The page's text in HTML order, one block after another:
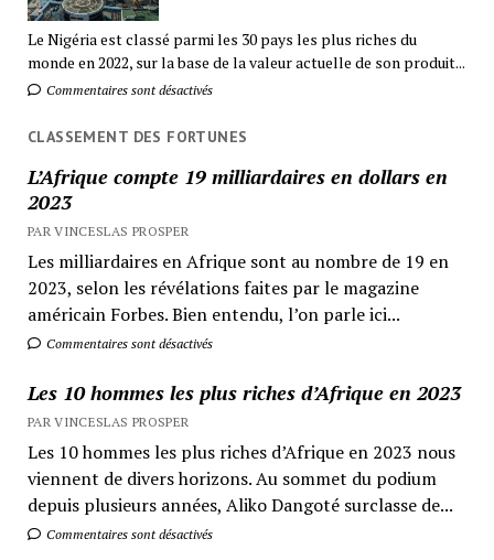
Le Nigéria est classé parmi les 30 pays les plus riches du
monde en 2022, sur la base de la valeur actuelle de son produit...
Commentaires sont désactivés
CLASSEMENT DES FORTUNES
L’Afrique compte 19 milliardaires en dollars en
2023
PAR VINCESLAS PROSPER
Les milliardaires en Afrique sont au nombre de 19 en
2023, selon les révélations faites par le magazine
américain Forbes. Bien entendu, l’on parle ici...
Commentaires sont désactivés
Les 10 hommes les plus riches d’Afrique en 2023
PAR VINCESLAS PROSPER
Les 10 hommes les plus riches d’Afrique en 2023 nous
viennent de divers horizons. Au sommet du podium
depuis plusieurs années, Aliko Dangoté surclasse de...
Commentaires sont désactivés